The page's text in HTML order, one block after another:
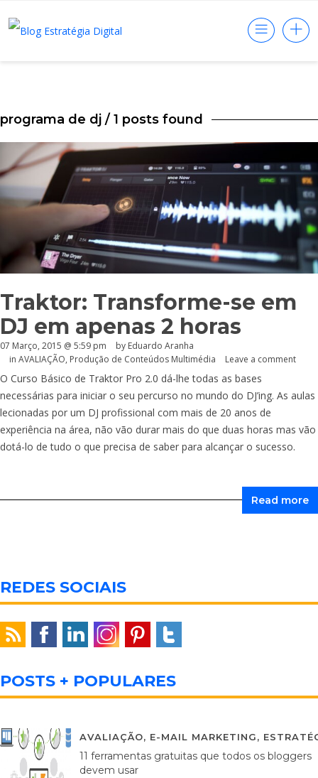
programa de dj / 1 posts found
Traktor: Transforme-se em
DJ em apenas 2 horas
07 Março, 2015 @ 5:59 pm by Eduardo Aranha
in AVALIAÇÃO, Produção de Conteúdos Multimédia Leave a comment
O Curso Básico de Traktor Pro 2.0 dá-lhe todas as bases
necessárias para iniciar o seu percurso no mundo do DJ’ing. As aulas
lecionadas por um DJ profissional com mais de 20 anos de
experiência na área, não vão durar mais do que duas horas mas vão
dotá-lo de tudo o que precisa de saber para alcançar o sucesso.
Read more
REDES SOCIAIS
POSTS + POPULARES
AVALIAÇÃO, E-MAIL MARKETING,
11 ferramentas gratuitas que todos os bloggers
devem usar